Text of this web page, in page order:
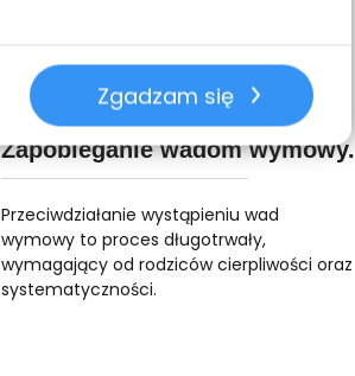
Zgadzam się
12-01-2026
Zapobieganie wadom wymowy.
Przeciwdziałanie wystąpieniu wad
wymowy to proces długotrwały,
wymagający od rodziców cierpliwości oraz
systematyczności.